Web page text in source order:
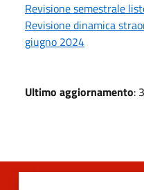
Revisione semestrale
Revisione dinamica
giugno 2024
Ultimo aggiornamento: